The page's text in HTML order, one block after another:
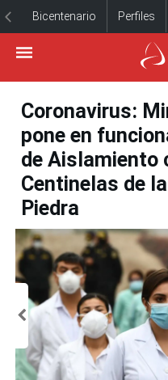
Bicentenario Perfiles
Coronavirus:
pone en
de Aislamiento
Centinelas de
Piedra